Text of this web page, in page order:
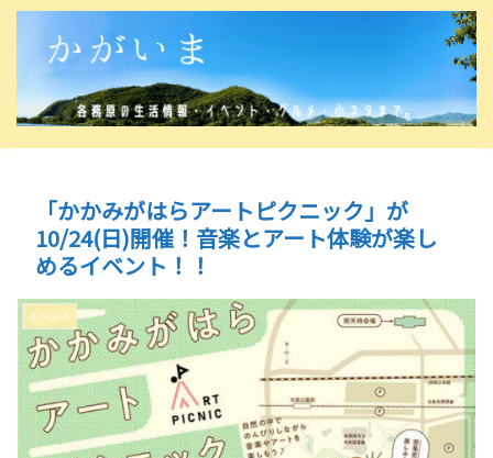
「かかみがはらアートピクニック」が
10/24(日)開催！音楽とアート体験が楽し
めるイベント！！
イベント